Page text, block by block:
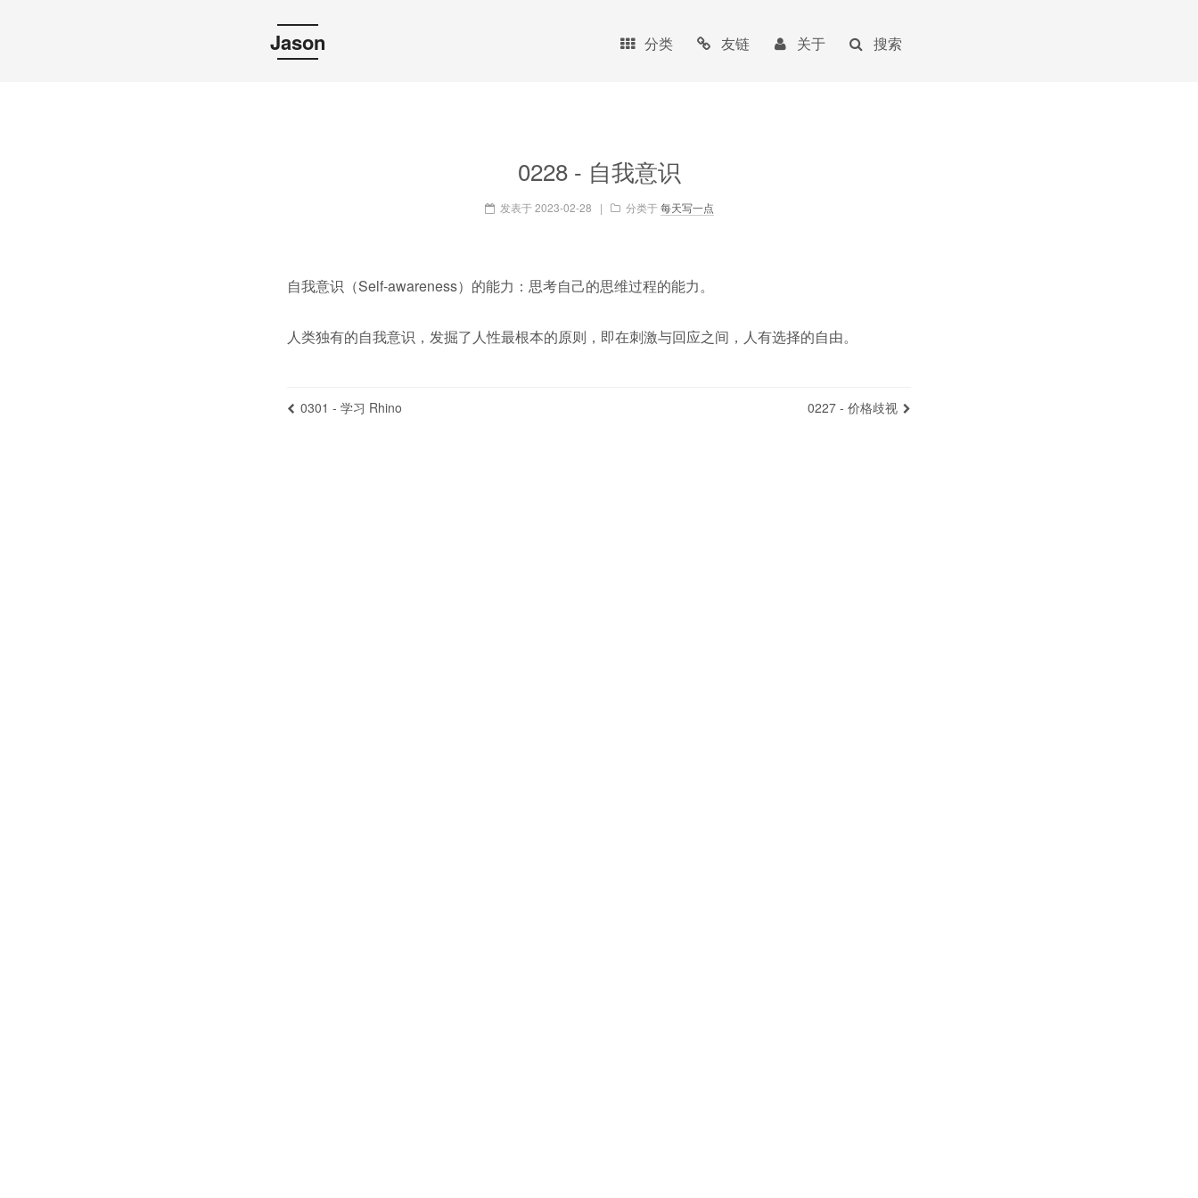
Jason 分类 友链 关于 搜索
0228 - 自我意识
发表于 2023-02-28 | 分类于 每天写一点
自我意识（Self-awareness）的能力：思考自己的思维过程的能力。
人类独有的自我意识，发掘了人性最根本的原则，即在刺激与回应之间，人有选择的自由。
0301 - 学习 Rhino 0227 - 价格歧视